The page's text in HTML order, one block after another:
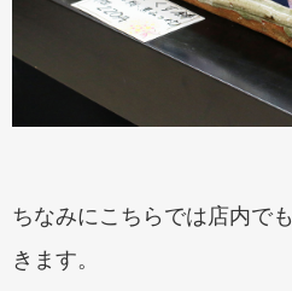
ちなみにこちらでは店内で
きます。